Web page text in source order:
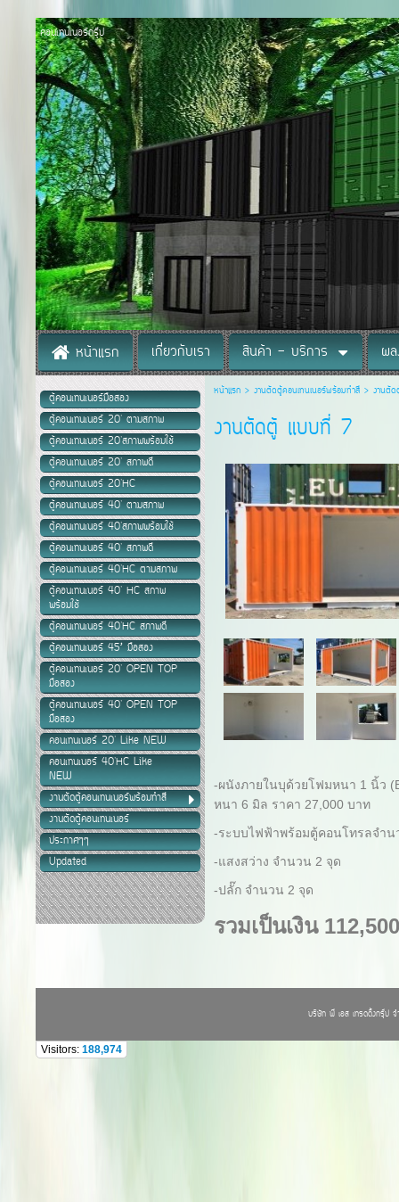
คอนเทนเนอร์กรุ๊ป
หน้าแรก เกี่ยวกับเรา สินค้า - บริการ ผ
ตู้คอนเทนเนอร์มือสอง
ตู้คอนเทนเนอร์ 20' ตามสภาพ
ตู้คอนเทนเนอร์ 20'สภาพพร้อมใช้
ตู้คอนเทนเนอร์ 20' สภาพดี
ตู้คอนเทนเนอร์ 20'HC
ตู้คอนเทนเนอร์ 40' ตามสภาพ
ตู้คอนเทนเนอร์ 40'สภาพพร้อมใช้
ตู้คอนเทนเนอร์ 40' สภาพดี
ตู้คอนเทนเนอร์ 40'HC ตามสภาพ
ตู้คอนเทนเนอร์ 40' HC สภาพ
พร้อมใช้
ตู้คอนเทนเนอร์ 40'HC สภาพดี
ตู้คอนเทนเนอร์ 45’ มือสอง
ตู้คอนเทนเนอร์ 20' OPEN TOP
มือสอง
ตู้คอนเทนเนอร์ 40' OPEN TOP
มือสอง
คอนเทนเนอร์ 20' Like NEW
คอนเทนเนอร์ 40'HC Like
NEW
งานตัดตู้คอนเทนเนอร์พร้อมทำสี
งานตัดตู้คอนเทนเนอร์
ประกาศๆๆ
Updated
หน้าแรก > งานตัดตู้คอนเทนเนอร์พร้อมทำสี> งานตั
งานตัดตู้ แบบที่ 7
-ผนังภายในบุด้วยโฟมหนา 1 นิ้ว
หนา 6 มิล ราคา 27,000 บาท
-ระบบไฟฟ้าพร้อมตู้คอนโทรลจำ
-แสงสว่าง จำนวน 2 จุด
-ปลั๊ก จำนวน 2 จุด
รวมเป็นเงิน
บริษัท พี เอส เทรดดิ้งกรุ๊ป
Visitors: 188,974